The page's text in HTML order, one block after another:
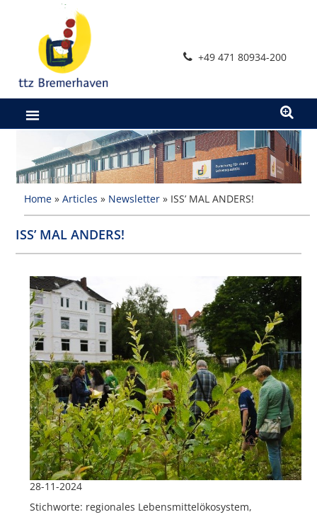
springen
+49 471 80934-200
Home »Articles » Newsletter » ISS’ MAL ANDERS!
ISS’ MAL ANDERS!
28-11-2024
Stichworte: regionales Lebensmittelökosystem,